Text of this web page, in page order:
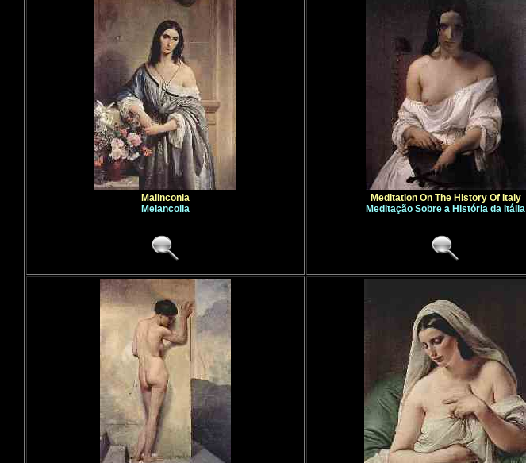
Malinconia
Melancolia
Meditation On The History Of Italy
Meditação Sobre a História da Itália